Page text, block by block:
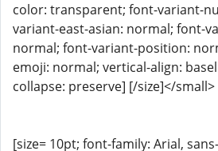
color: transparent; font-variant-
variant-east-asian: normal; font-
normal; font-variant-position:
emoji: normal; vertical-align:
collapse: preserve] [/size]</small>
[size= 10pt; font-family: Arial,